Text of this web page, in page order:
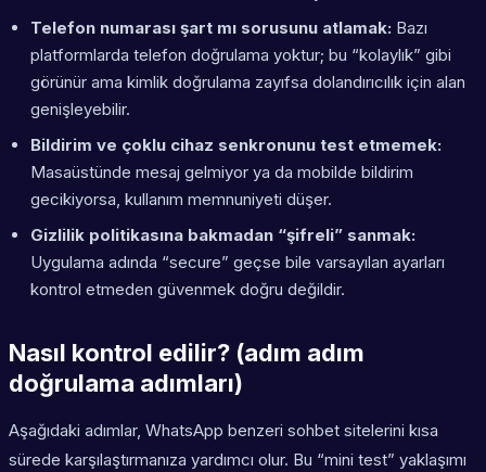
Telefon numarası şart mı sorusunu atlamak: Bazı
platformlarda telefon doğrulama yoktur; bu “kolaylık” gibi
görünür ama kimlik doğrulama zayıfsa dolandırıcılık için alan
genişleyebilir.
Bildirim ve çoklu cihaz senkronunu test etmemek:
Masaüstünde mesaj gelmiyor ya da mobilde bildirim
gecikiyorsa, kullanım memnuniyeti düşer.
Gizlilik politikasına bakmadan “şifreli” sanmak:
Uygulama adında “secure” geçse bile varsayılan ayarları
kontrol etmeden güvenmek doğru değildir.
Nasıl kontrol edilir? (adım adım
doğrulama adımları)
Aşağıdaki adımlar, WhatsApp benzeri sohbet sitelerini kısa
sürede karşılaştırmanıza yardımcı olur. Bu “mini test” yaklaşımı